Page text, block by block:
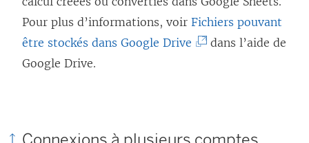
Pour plus d’informations, voir Fichiers pouvant
être stockés dans Google Drive
dans l’aide de
Google Drive.